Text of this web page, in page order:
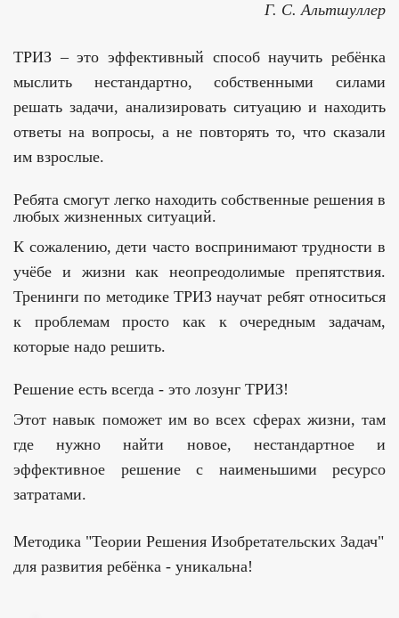
Г. С. Альтшуллер
ТРИЗ – это эффективный способ научить ребёнка
мыслить нестандартно, собственными силами
решать задачи, анализировать ситуацию и находить
ответы на вопросы, а не повторять то, что сказали
им взрослые.
Ребята смогут легко находить собственные решения в
любых жизненных ситуаций.
К сожалению, дети часто воспринимают трудности в
учёбе и жизни как неопреодолимые препятствия.
Тренинги по методике ТРИЗ научат ребят относиться
к проблемам просто как к очередным задачам,
которые надо решить.
Решение есть всегда - это лозунг ТРИЗ!
Этот навык поможет им во всех сферах жизни, там
где нужно найти новое, нестандартное и
эффективное решение с наименьшими ресурсо
затратами.
Методика "Теории Решения Изобретательских Задач"
для развития ребёнка - уникальна!